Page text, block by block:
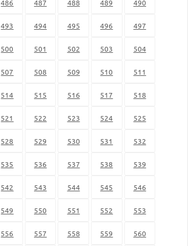
486 487 488 489 490
493 494 495 496 497
500 501 502 503 504
507 508 509 510 511
514 515 516 517 518
521 522 523 524 525
528 529 530 531 532
535 536 537 538 539
542 543 544 545 546
549 550 551 552 553
556 557 558 559 560